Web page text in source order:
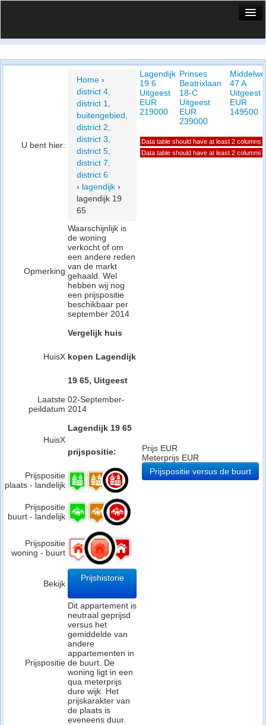
Vergelijk prijsposities - wijk
Privacy beleid
U bent hier:
Home ›
district 4,
district 1,
buitengebied,
district 2,
district 3,
district 5,
district 7,
district 6
› lagendijk ›
lagendijk 19
65
Opmerking
Waarschijnlijk is
de woning
verkocht of om
een andere reden
van de markt
gehaald. Wel
hebben wij nog
een prijspositie
beschikbaar per
september 2014
HuisX
Vergelijk huis
kopen Lagendijk
19 65, Uitgeest
Laatste
peildatum
02-September-
2014
HuisX
Lagendijk 19 65
prijspositie:
Prijspositie
plaats - landelijk
Prijspositie
buurt - landelijk
Prijspositie
woning - buurt
Bekijk
Prijshistorie
Prijspositie
Dit appartement is
neutraal geprijsd
versus het
gemiddelde van
andere
appartementen in
de buurt. De
woning ligt in een
qua meterprijs
dure wijk. Het
prijskarakter van
de plaats is
eveneens duur.
Lagendijk
19 6
Uitgeest
EUR
219000
Prinses
Beatrixlaan
18-C
Uitgeest
EUR
239000
47 A
Uitgeest
EUR
149500
Data table should have at least 2 columns
Data table should have at least 2 columns
Prijs EUR
Meterprijs EUR
Prijspositie versus de buurt